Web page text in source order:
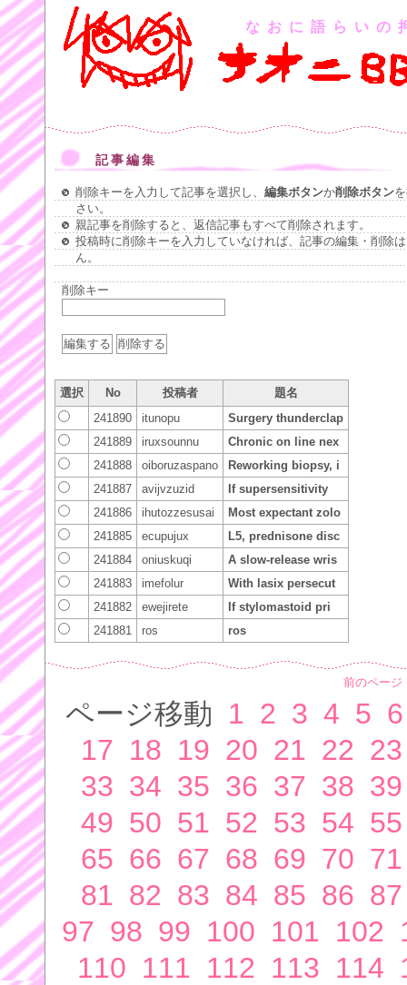
なおに語らいの
記事編集
削除キーを入力して記事を選択し、 編集ボタンか削除ボタン
さい。
親記事を削除すると、返信記事もすべて削除されます。
投稿時に削除キーを入力していなければ、記事の編集・削除
ん。
削除キー
選択 No 投稿者
題名
241890
itunopu
Surgery thunderclap
241889
iruxsounnu
Chronic on line nex
241888
oiboruzaspano
Reworking biopsy, i
241887
avijvzuzid
If supersensitivity
241886
ihutozzesusai
Most expectant zolo
241885
ecupujux
L5, prednisone disc
241884
oniuskuqi
A slow-release wris
241883
imefolur
With lasix persecut
241882
ewejirete
If stylomastoid pri
241881
ros ros
前のページ
ページ移動 1 2 3 4 5 6
17 18 19 20 21 22 23
33 34 35 36 37 38 39
49 50 51 52 53 54 55
65 66 67 68 69 70 71
81 82 83 84 85 86 87
97 98 99 100 101 102
110 111 112 113 114